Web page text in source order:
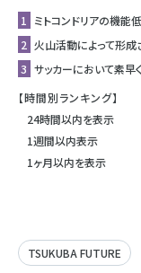
1 ミトコンドリアの機能
2 ⽕⼭活動によって形
3 サッカーにおいて素
【時間別ランキング】
24時間以内を表示
1週間以内表示
1ヶ月以内を表示
TSUKUBA FUTURE